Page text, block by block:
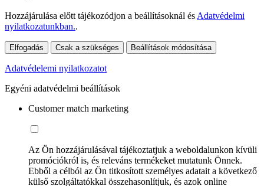
Hozzájárulása előtt tájékozódjon a beállításoknál és Adatvédelmi
nyilatkozatunkban..
Elfogadás Csak a szükséges Beállítások módosítása
Adatvédelemi nyilatkozatot
Egyéni adatvédelmi beállítások
Customer match marketing
Az Ön hozzájárulásával tájékoztatjuk a weboldalunkon kívüli
promóciókról is, és releváns termékeket mutatunk Önnek.
Ebből a célból az Ön titkosított személyes adatait a következő
külső szolgáltatókkal összehasonlítjuk, és azok online